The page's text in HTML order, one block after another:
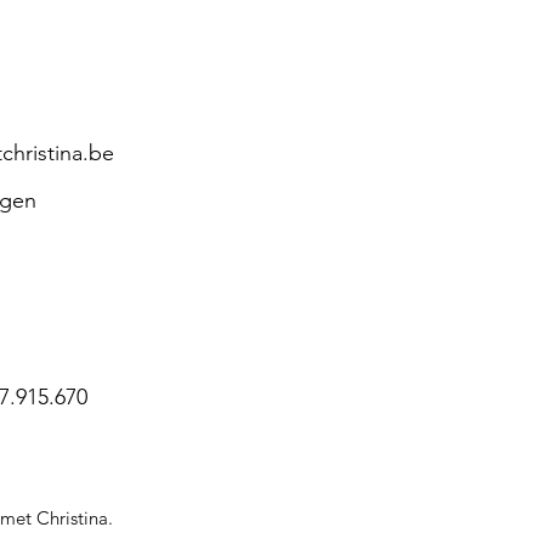
Christina.